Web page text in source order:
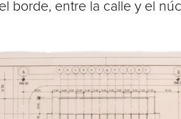
borde, entre la calle y el